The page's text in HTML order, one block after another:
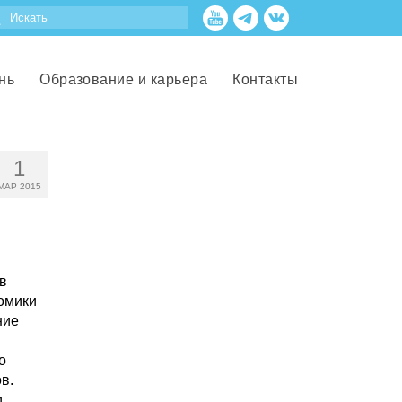
Образование и карьера Контакты
1
2015